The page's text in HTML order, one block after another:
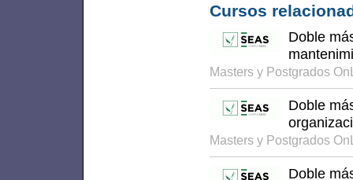
Cursos
Doble
Masters y Postgrados
Doble
Masters y Postgrados
Doble